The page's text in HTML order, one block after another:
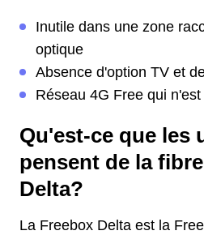
Inutile dans une zone
optique
Absence d'option TV et
Réseau 4G Free qui
Qu'est-ce que les
pensent de la
Delta?
La Freebox Delta est la